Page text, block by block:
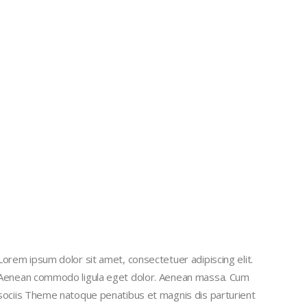
ipsum dolor sit amet, consectetuer adipiscing elit.
commodo ligula eget dolor. Aenean massa. Cum
Theme natoque penatibus et magnis dis parturient